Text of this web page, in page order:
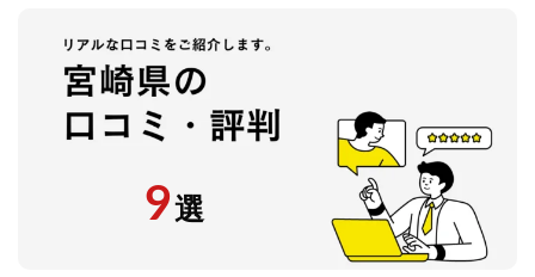
アフターサービス
宮崎県のリフォームの口コミ以外に知っておきたい費
用相場
宮崎県のリフォームで活用できる補助金
市町村ごとの住宅リフォーム補助金
宮崎県のリフォーム補助金を活用する際のポイント
宮崎県でリフォーム費用を激安・格安でする「おすす
9選